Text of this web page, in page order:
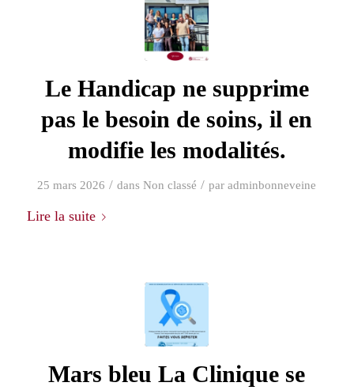
Le Handicap ne supprime
pas le besoin de soins, il en
modifie les modalités.
25 mars 2026 / dansNon classé / paradminbonneveine
Lire la suite
Mars bleu La Clinique se